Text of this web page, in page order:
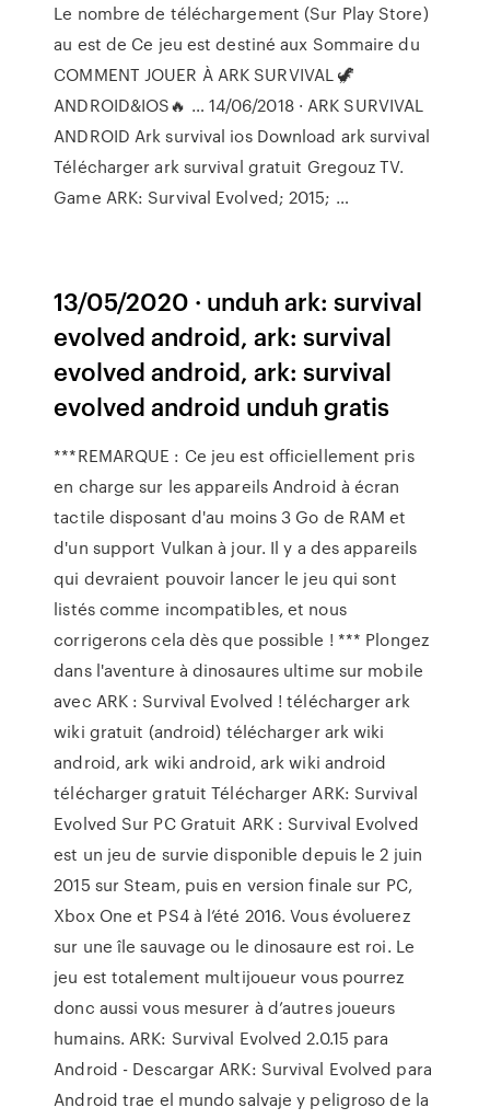
Le nombre de téléchargement (Sur Play Store)
au est de Ce jeu est destiné aux Sommaire du
COMMENT JOUER À ARK SURVIVAL 🦖
ANDROID&IOS🔥 … 14/06/2018 · ARK SURVIVAL
ANDROID Ark survival ios Download ark survival
Télécharger ark survival gratuit Gregouz TV.
Game ARK: Survival Evolved; 2015; …
13/05/2020 · unduh ark: survival
evolved android, ark: survival
evolved android, ark: survival
evolved android unduh gratis
***REMARQUE : Ce jeu est officiellement pris
en charge sur les appareils Android à écran
tactile disposant d'au moins 3 Go de RAM et
d'un support Vulkan à jour. Il y a des appareils
qui devraient pouvoir lancer le jeu qui sont
listés comme incompatibles, et nous
corrigerons cela dès que possible ! *** Plongez
dans l'aventure à dinosaures ultime sur mobile
avec ARK : Survival Evolved ! télécharger ark
wiki gratuit (android) télécharger ark wiki
android, ark wiki android, ark wiki android
télécharger gratuit Télécharger ARK: Survival
Evolved Sur PC Gratuit ARK : Survival Evolved
est un jeu de survie disponible depuis le 2 juin
2015 sur Steam, puis en version finale sur PC,
Xbox One et PS4 à l’été 2016. Vous évoluerez
sur une île sauvage ou le dinosaure est roi. Le
jeu est totalement multijoueur vous pourrez
donc aussi vous mesurer à d’autres joueurs
humains. ARK: Survival Evolved 2.0.15 para
Android - Descargar ARK: Survival Evolved para
Android trae el mundo salvaje y peligroso de la